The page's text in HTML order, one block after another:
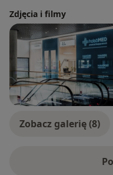
DietoVita to
Twojego stanu
odżywianie. Ze mną
żywieniowe i osiągniesz swój cel bez wyrzeczeń.
Zapewnię Ci
oraz psychodietetyczne i przywrócę
Twojego stanu
Zdjęcia i filmy
Zobacz galerię (8)